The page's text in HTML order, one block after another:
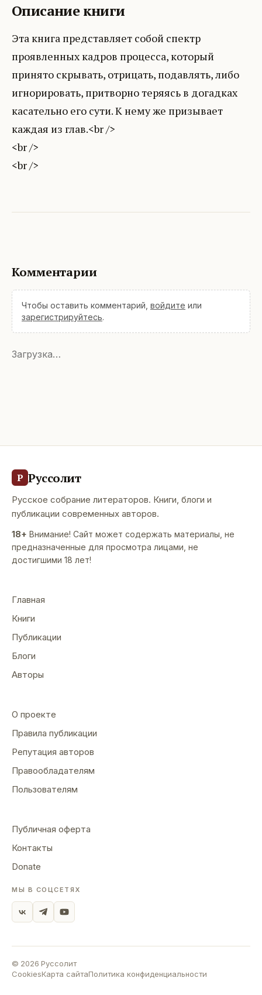
Описание книги
Эта книга представляет собой спектр
проявленных кадров процесса, который
принято скрывать, отрицать, подавлять, либо
игнорировать, притворно теряясь в догадках
касательно его сути. К нему же призывает
каждая из глав.<br />
<br />
Комментарии
Чтобы оставить комментарий, войдите или
зарегистрируйтесь.
Загрузка…
Р Руссолит
Русское собрание литераторов. Книги, блоги и
публикации современных авторов.
18+ Внимание! Сайт может содержать материалы, не
предназначенные для просмотра лицами, не
достигшими 18 лет!
Главная
Книги
Публикации
Блоги
Авторы
О проекте
Правила публикации
Репутация авторов
Правообладателям
Пользователям
Публичная оферта
Контакты
Donate
МЫ В СОЦСЕТЯХ
© 2026 Руссолит
CookiesКарта сайтаПолитика конфиденциальности